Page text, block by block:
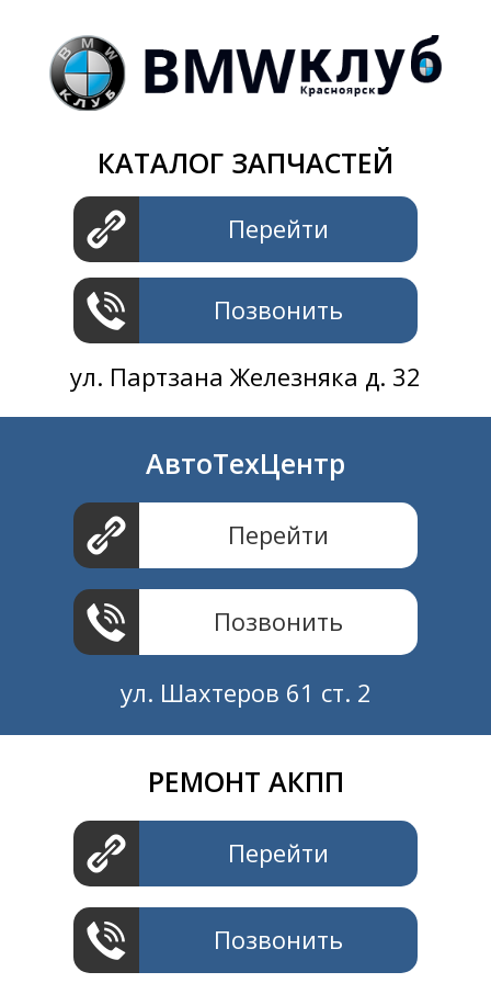
КАТАЛОГ ЗАПЧАСТЕЙ
Перейти
Позвонить
ул. Партзана Железняка д. 32
АвтоТехЦентр
Перейти
Позвонить
ул. Шахтеров 61 ст. 2
РЕМОНТ АКПП
Перейти
Позвонить
+7 391 2801414
ул. Шахтеров 61 ст.2
+7 391 2311414
ул. Шахтеров 61 ст.2